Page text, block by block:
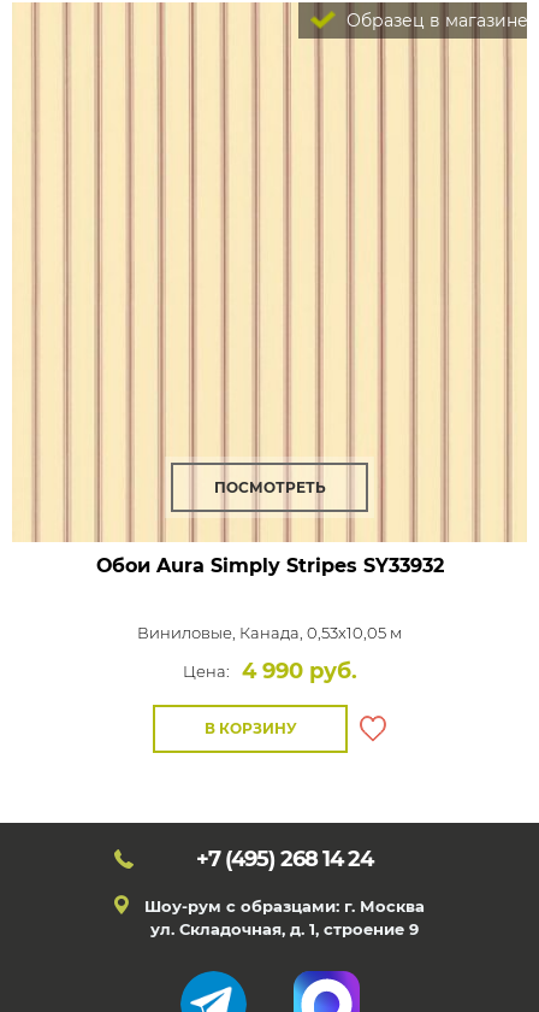
Образец в магазине
ПОСМОТРЕТЬ
Обои Aura Simply Stripes SY33932
Виниловые, Канада, 0,53x10,05 м
Цена:
4 990 руб.
В КОРЗИНУ
+7 (495) 268 14 24
Шоу-рум с образцами: г. Москва
ул. Складочная, д. 1, строение 9